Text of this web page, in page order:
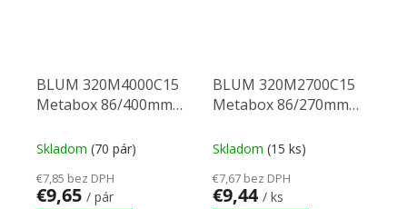
BLUM 320M4000C15
Metabox 86/400mm
Skladom (70 pár)
€7,85 bez DPH
€9,65 / pár
BLUM 320M2700C15
Metabox 86/270mm
Skladom (15 ks)
€7,67 bez DPH
€9,44 / ks